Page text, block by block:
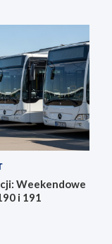
Weekendowe
i 191